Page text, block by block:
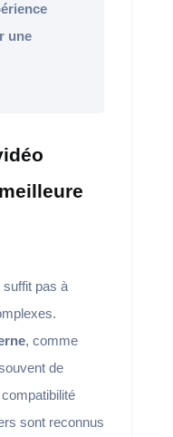
une
suffit pas à
, comme
de
sont reconnus